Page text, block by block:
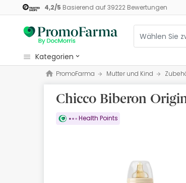
4,2/5 Basierend auf39222Bewertungen
kategorien
Kosmetik
Gesundheit
Pflege
PromoFarma Mutter und Kind
Chicco Biberon
Health Points